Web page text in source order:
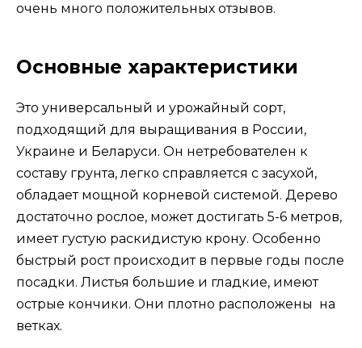
очень много положительных отзывов.
Основные характеристики
Это универсальный и урожайный сорт,
подходящий для выращивания в России,
Украине и Беларуси. Он нетребователен к
составу грунта, легко справляется с засухой,
обладает мощной корневой системой. Дерево
достаточно рослое, может достигать 5-6 метров,
имеет густую раскидистую крону. Особенно
быстрый рост происходит в первые годы после
посадки. Листья большие и гладкие, имеют
острые кончики. Они плотно расположены на
ветках.